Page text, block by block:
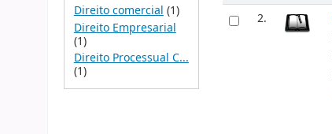
Direito comercial (1)
Direito Empresarial
(1)
Direito Processual C...
(1)
2.